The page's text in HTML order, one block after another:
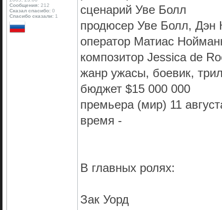
Сообщения: 212
Сказал спасибо: 0
Спасибо сказали: 1
сценарий Уве Болл
продюсер Уве Болл,
оператор Матиас
композитор Jessica de
жанр ужасы, боевик,
бюджет $15 000 000
премьера (мир) 11
время -
В главных ролях:
Зак Уорд